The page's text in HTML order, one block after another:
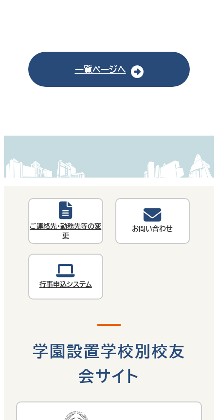
一覧ページへ
ご連絡先・勤務先等の変
更
お問い合わせ
行事申込システム
学園設置学校別校友
会サイト